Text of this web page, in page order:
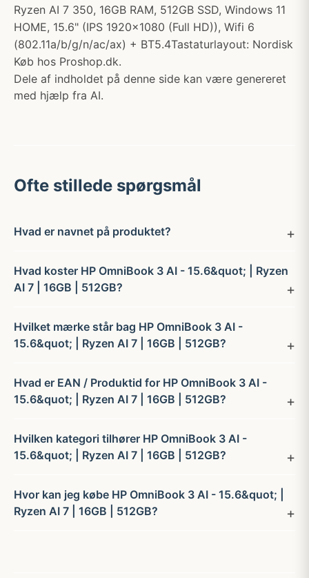
Ryzen AI 7 350, 16GB RAM, 512GB SSD, Windows 11
HOME, 15.6" (IPS 1920x1080 (Full HD)), Wifi 6
(802.11a/b/g/n/ac/ax) + BT5.4Tastaturlayout: Nordisk
Køb hos Proshop.dk.
Dele af indholdet på denne side kan være genereret
med hjælp fra AI.
Ofte stillede spørgsmål
Hvad er navnet på produktet?
Hvad koster HP OmniBook 3 AI - 15.6&quot; | Ryzen
AI 7 | 16GB | 512GB?
Hvilket mærke står bag HP OmniBook 3 AI -
15.6&quot; | Ryzen AI 7 | 16GB | 512GB?
Hvad er EAN / Produktid for HP OmniBook 3 AI -
15.6&quot; | Ryzen AI 7 | 16GB | 512GB?
Hvilken kategori tilhører HP OmniBook 3 AI -
15.6&quot; | Ryzen AI 7 | 16GB | 512GB?
Hvor kan jeg købe HP OmniBook 3 AI - 15.6&quot; |
Ryzen AI 7 | 16GB | 512GB?